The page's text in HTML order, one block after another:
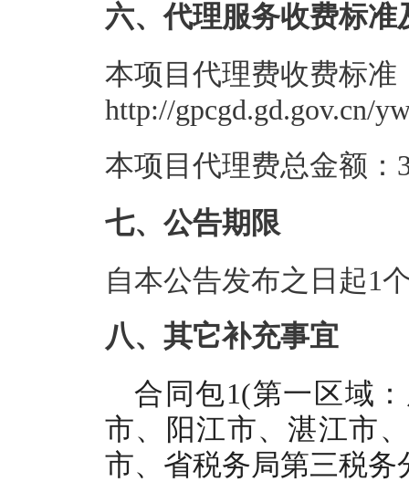
六、代理服务收费标准
本项目代理费收费标准
http://gpcgd.gd.gov.cn/
本项目代理费总金额：
七、公告期限
自本公告发布之日起1
八、其它补充事宜
合同包1(第一区域
市、阳江市、湛江市
市、省税务局第三税务